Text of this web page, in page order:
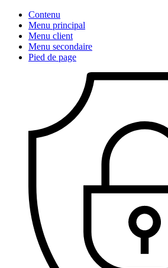
Contenu
Menu principal
Menu client
Menu secondaire
Pied de page